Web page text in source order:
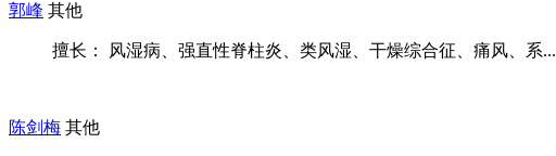
郭峰 其他
擅长： 风湿病、强直性脊柱炎、类风湿、干燥综合征、痛风、系...
陈剑梅 其他